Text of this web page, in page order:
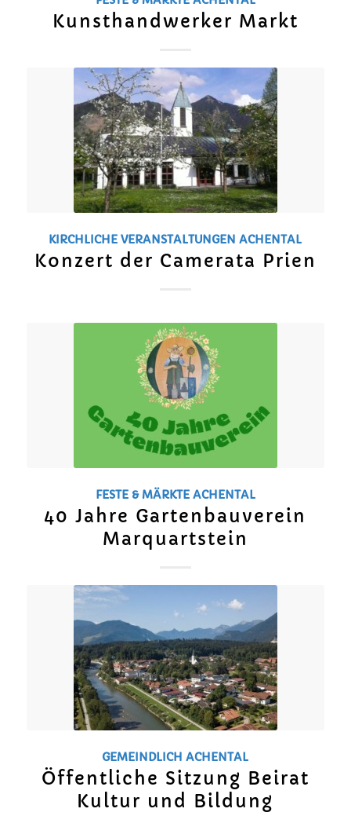
Kunsthandwerker Markt
KIRCHLICHE VERANSTALTUNGEN ACHENTAL
Konzert der Camerata Prien
FESTE & MÄRKTE ACHENTAL
40 Jahre Gartenbauverein
Marquartstein
GEMEINDLICH ACHENTAL
Öffentliche Sitzung Beirat
Kultur und Bildung